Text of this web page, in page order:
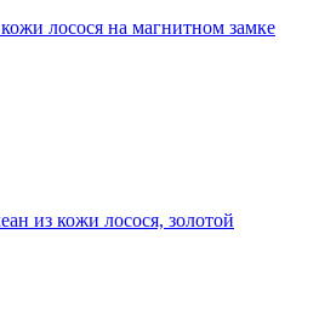
лосося на магнитном замке
из кожи лосося, золотой